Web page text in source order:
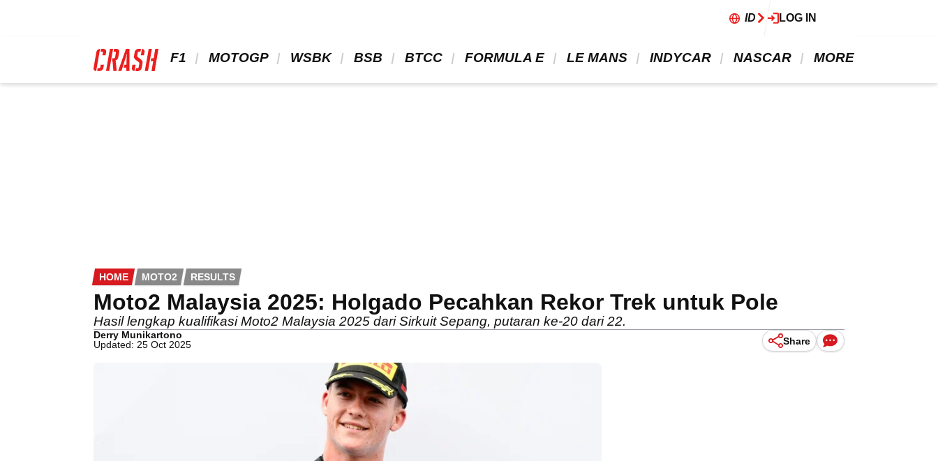
ID LOG IN
F1 MOTOGP WSBK BSB BTCC FORMULA E LE MANS INDYCAR NASCAR MORE
HOME MOTO2 RESULTS
Moto2 Malaysia 2025: Holgado Pecahkan Rekor Trek untuk Pole
Hasil lengkap kualifikasi Moto2 Malaysia 2025 dari Sirkuit Sepang, putaran ke-20 dari 22.
Derry Munikartono
Updated: 25 Oct 2025
Share